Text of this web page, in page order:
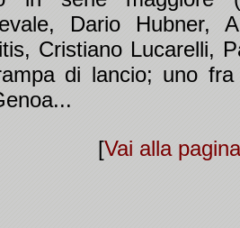
Dario Hubner,
Cristiano Lucarelli,
di lancio; uno fra
[Vai alla